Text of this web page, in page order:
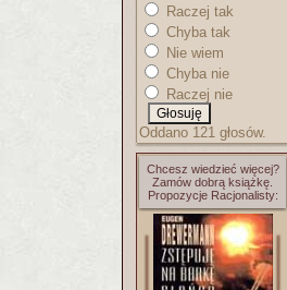
Raczej tak
Chyba tak
Nie wiem
Chyba nie
Raczej nie
Oddano 121 głosów.
Chcesz wiedzieć więcej?
Zamów dobrą książkę.
Propozycje Racjonalisty: